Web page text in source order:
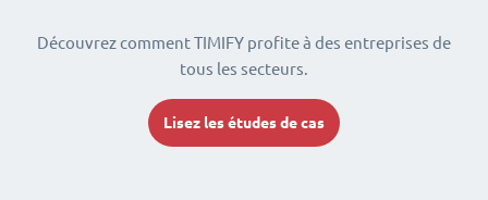
Découvrez comment TIMIFY profite à des entreprises de
tous les secteurs.
Lisez les études de cas